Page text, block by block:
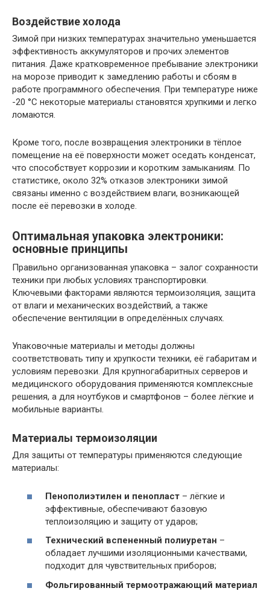
Воздействие холода
Зимой при низких температурах значительно уменьшается
эффективность аккумуляторов и прочих элементов
питания. Даже кратковременное пребывание электроники
на морозе приводит к замедлению работы и сбоям в
работе программного обеспечения. При температуре ниже
-20 °C некоторые материалы становятся хрупкими и легко
ломаются.
Кроме того, после возвращения электроники в тёплое
помещение на её поверхности может оседать конденсат,
что способствует коррозии и коротким замыканиям. По
статистике, около 32% отказов электроники зимой
связаны именно с воздействием влаги, возникающей
после её перевозки в холоде.
Оптимальная упаковка электроники:
основные принципы
Правильно организованная упаковка – залог сохранности
техники при любых условиях транспортировки.
Ключевыми факторами являются термоизоляция, защита
от влаги и механических воздействий, а также
обеспечение вентиляции в определённых случаях.
Упаковочные материалы и методы должны
соответствовать типу и хрупкости техники, её габаритам и
условиям перевозки. Для крупногабаритных серверов и
медицинского оборудования применяются комплексные
решения, а для ноутбуков и смартфонов – более лёгкие и
мобильные варианты.
Материалы термоизоляции
Для защиты от температуры применяются следующие
материалы:
Пенополиэтилен и пенопласт – лёгкие и
эффективные, обеспечивают базовую
теплоизоляцию и защиту от ударов;
Технический вспененный полиуретан –
обладает лучшими изоляционными качествами,
подходит для чувствительных приборов;
Фольгированный термоотражающий материал